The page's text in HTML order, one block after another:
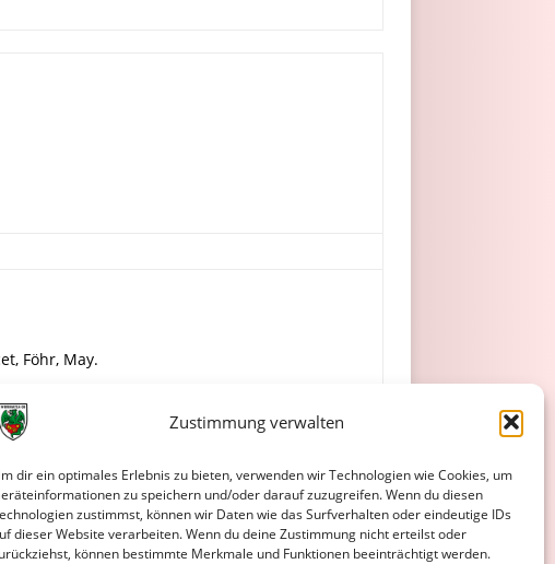
Zustimmung verwalten
dir ein optimales Erlebnis zu bieten, verwenden wir Technologien wie Cookies, um
zu speichern und/oder darauf zuzugreifen. Wenn du diesen
zustimmst, können wir Daten wie das Surfverhalten oder eindeutige IDs
dieser Website verarbeiten. Wenn du deine Zustimmung nicht erteilst oder
können bestimmte Merkmale und Funktionen beeinträchtigt werden.
Föhr, May.
Vatter, Schiffmann, Lenges.